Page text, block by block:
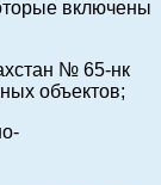
включены
№ 65-нк
объектов;